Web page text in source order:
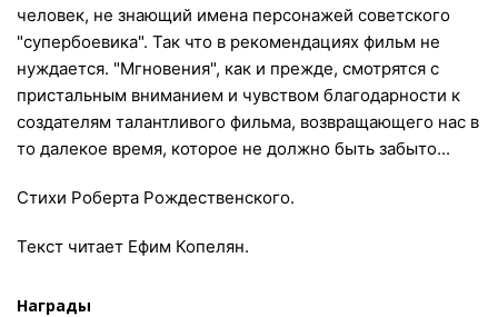
человек, не знающий имена персонажей советского
"супербоевика". Так что в рекомендациях фильм не
нуждается. "Мгновения", как и прежде, смотрятся с
пристальным вниманием и чувством благодарности к
создателям талантливого фильма, возвращающего нас в
то далекое время, которое не должно быть забыто...
Стихи Роберта Рождественского.
Текст читает Ефим Копелян.
Награды